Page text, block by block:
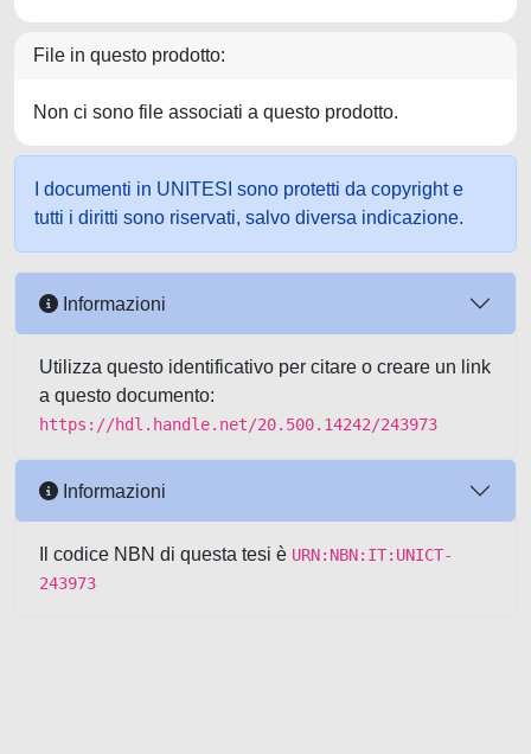
File in questo prodotto:
Non ci sono file associati a questo prodotto.
I documenti in UNITESI sono protetti da copyright e
tutti i diritti sono riservati, salvo diversa indicazione.
Informazioni
Utilizza questo identificativo per citare o creare un link
a questo documento:
https://hdl.handle.net/20.500.14242/243973
Informazioni
Il codice NBN di questa tesi è URN:NBN:IT:UNICT-
243973